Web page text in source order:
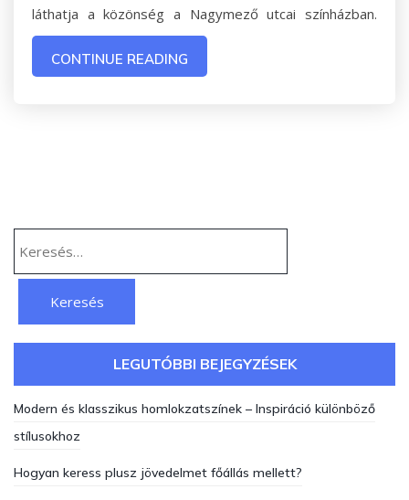
láthatja a közönség a Nagymező utcai színházban.
CONTINUE READING
LEGUTÓBBI BEJEGYZÉSEK
Modern és klasszikus homlokzatszínek – Inspiráció különböző
stílusokhoz
Hogyan keress plusz jövedelmet főállás mellett?